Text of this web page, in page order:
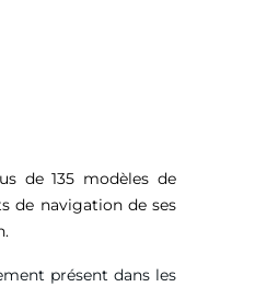
de 135 modèles de
de navigation de ses
présent dans les